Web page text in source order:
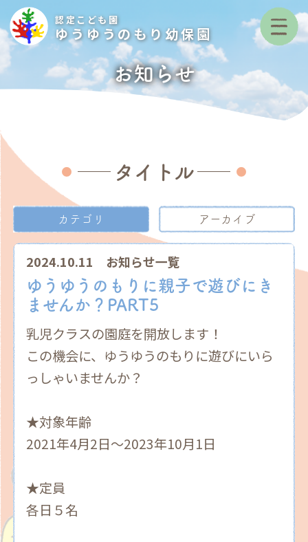
認定こども園
ゆうゆうのもり幼保園
お知らせ
タイトル
カテゴリ アーカイブ
2024.10.11 お知らせ一覧
ゆうゆうのもりに親子で遊びにき
ませんか？PART5
乳児クラスの園庭を開放します！
この機会に、ゆうゆうのもりに遊びにいら
っしゃいませんか？
★対象年齢
2021年4月2日〜2023年10月1日
★定員
各日５名